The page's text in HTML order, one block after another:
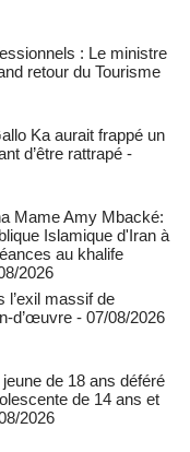
: Le ministre
retour du Tourisme
Ka aurait frappé un
d’être rattrapé -
Mame Amy Mbacké:
Islamique d'Iran à
au khalife
2026
l’exil massif de
d’œuvre - 07/08/2026
de 18 ans déféré
de 14 ans et
2026